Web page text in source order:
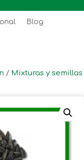
Blog
/ Mixturas y semillas